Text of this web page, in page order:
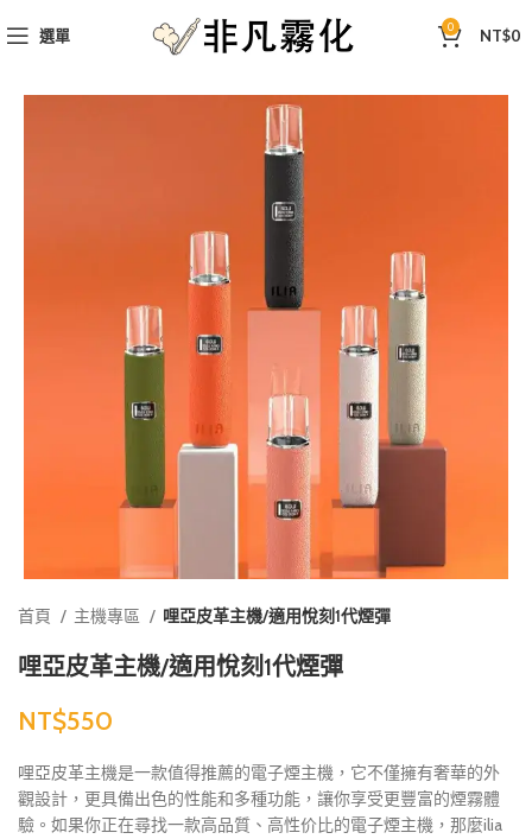
選單 0 NT$0
首頁 主機專區 哩亞皮革主機/適用悅刻1代煙彈
哩亞皮革主機/適用悅刻1代煙彈
NT$
哩亞皮革主機是一款值得推薦的電子煙主機，它不僅擁有奢華的外
觀設計，更具備出色的性能和多種功能，讓你享受更豐富的煙霧體
驗。如果你正在尋找一款高品質、高性价比的電子煙主機，那麼ilia